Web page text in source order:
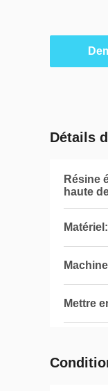
Détails
Résine
haute
Matériel:
Mettre